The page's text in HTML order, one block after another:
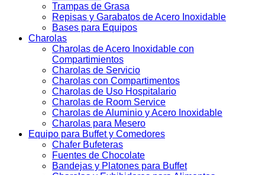
Trampas de Grasa
Repisas y Garabatos de Acero Inoxidable
Bases para Equipos
Charolas
Charolas de Acero Inoxidable con
Compartimientos
Charolas de Servicio
Charolas con Compartimentos
Charolas de Uso Hospitalario
Charolas de Room Service
Charolas de Aluminio y Acero Inoxidable
Charolas para Mesero
Equipo para Buffet y Comedores
Chafer Bufeteras
Fuentes de Chocolate
Bandejas y Platones para Buffet